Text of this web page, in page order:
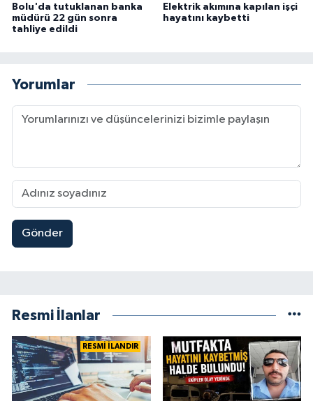
Bolu'da tutuklanan banka
müdürü 22 gün sonra
tahliye edildi
Elektrik akımına kapılan işçi
hayatını kaybetti
Yorumlar
Gönder
Resmi İlanlar
RESMİ İLANDIR